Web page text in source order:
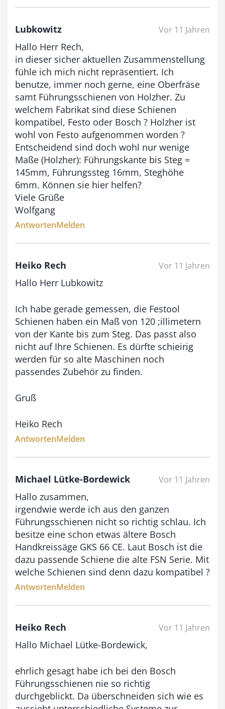
Lubkowitz Vor 11 Jahren
Hallo Herr Rech,
in dieser sicher aktuellen Zusammenstellung
fühle ich mich nicht repräsentiert. Ich
benutze, immer noch gerne, eine Oberfräse
samt Führungsschienen von Holzher. Zu
welchem Fabrikat sind diese Schienen
kompatibel, Festo oder Bosch ? Holzher ist
wohl von Festo aufgenommen worden ?
Entscheidend sind doch wohl nur wenige
Maße (Holzher): Führungskante bis Steg =
145mm, Führungssteg 16mm, Steghöhe
6mm. Können sie hier helfen?
Viele Grüße
Wolfgang
AntwortenMelden
Heiko Rech Vor 11 Jahren
Hallo Herr Lubkowitz
Ich habe gerade gemessen, die Festool
Schienen haben ein Maß von 120 ;illimetern
von der Kante bis zum Steg. Das passt also
nicht auf Ihre Schienen. Es dürfte schieirig
werden für so alte Maschinen noch
passendes Zubehör zu finden.
Gruß
Heiko Rech
AntwortenMelden
Michael Lütke-Bordewick Vor 11 Jahren
Hallo zusammen,
irgendwie werde ich aus den ganzen
Führungsschienen nicht so richtig schlau. Ich
besitze eine schon etwas ältere Bosch
Handkreissäge GKS 66 CE. Laut Bosch ist die
dazu passende Schiene die alte FSN Serie. Mit
welche Schienen sind denn dazu kompatibel ?
AntwortenMelden
Heiko Rech Vor 11 Jahren
Hallo Michael Lütke-Bordewick,
ehrlich gesagt habe ich bei den Bosch
Führungsschienen nie so richtig
durchgeblickt. Da überschneiden sich wie es